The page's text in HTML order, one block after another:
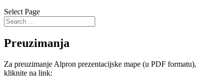
Select Page
Preuzimanja
Za preuzimanje Alpron prezentacijske mape (u PDF formatu),
kliknite na link: